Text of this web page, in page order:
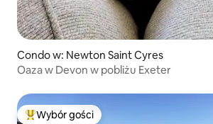
Condo w: Newton Saint Cyres
Oaza w Devon w pobliżu Exeter
Najpopularniejsze z kategorii Wybór gości
Wybór gości